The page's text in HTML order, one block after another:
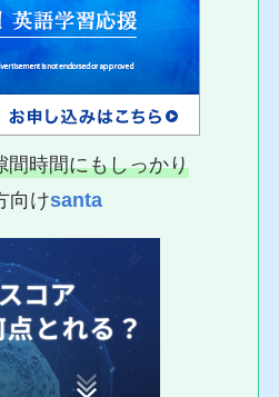
間時間にもしっかり
向けsanta